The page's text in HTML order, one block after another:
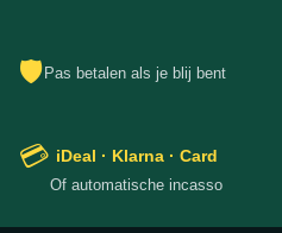
🛡 Pas betalen als je blij bent
💳 iDeal · Klarna · Card
Of automatische incasso